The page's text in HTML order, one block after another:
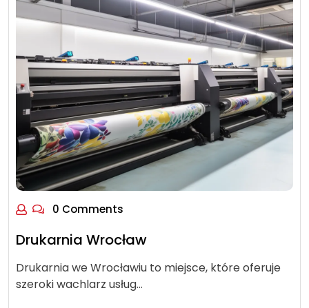
0 Comments
Drukarnia Wrocław
Drukarnia we Wrocławiu to miejsce, które oferuje
szeroki wachlarz usług…